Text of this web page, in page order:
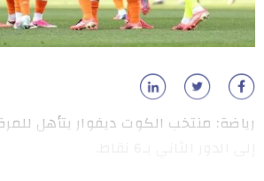
رياضة: منتخب الكوت ديفوار يتأهل